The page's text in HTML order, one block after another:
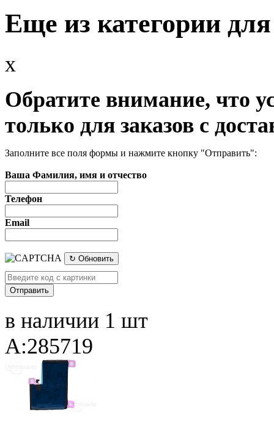
Еще из категории
x
Обратите внимание, что
только для заказов с
Заполните все поля формы и нажмите кнопку "Отправить":
Ваша Фамилия, имя и отчество
Телефон
Email
↻ Обновить
в наличии 1 шт
A:285719